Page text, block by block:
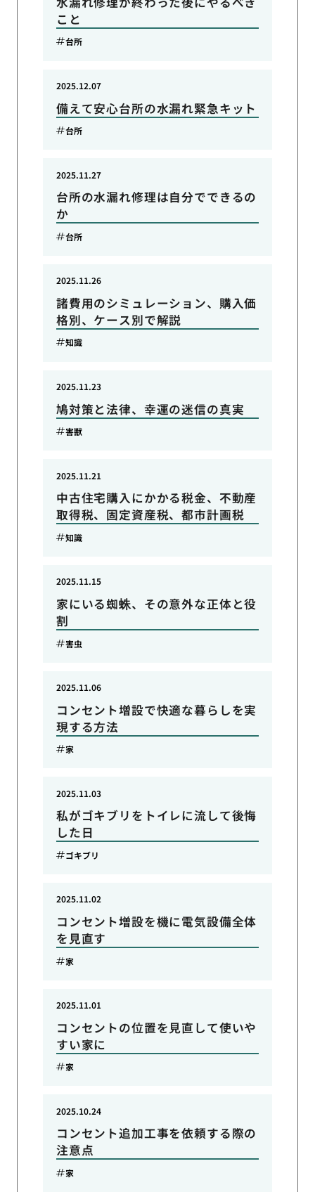
こと
台所
備えて安心台所の水漏れ緊急キット
2025.12.07
台所
台所の水漏れ修理は自分でできるの
か
2025.11.27
台所
諸費用のシミュレーション、購入価
格別、ケース別で解説
2025.11.26
知識
鳩対策と法律、幸運の迷信の真実
2025.11.23
害獣
中古住宅購入にかかる税金、不動産
取得税、固定資産税、都市計画税
2025.11.21
知識
家にいる蜘蛛、その意外な正体と役
割
2025.11.15
害虫
コンセント増設で快適な暮らしを実
現する方法
2025.11.06
家
私がゴキブリをトイレに流して後悔
した日
2025.11.03
ゴキブリ
コンセント増設を機に電気設備全体
を見直す
2025.11.02
家
コンセントの位置を見直して使いや
すい家に
2025.11.01
家
コンセント追加工事を依頼する際の
注意点
2025.10.24
家